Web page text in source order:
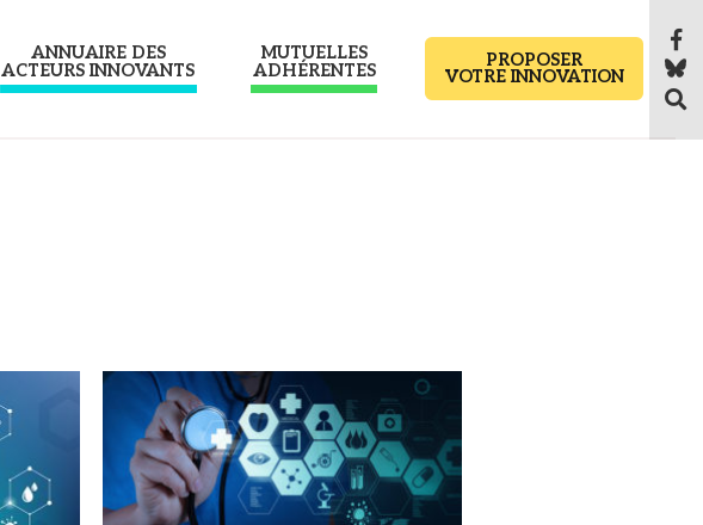
ANNUAIRE DES
ACTEURS INNOVANTS
MUTUELLES
ADHÉRENTES
PROPOSER
VOTRE INNOVATION